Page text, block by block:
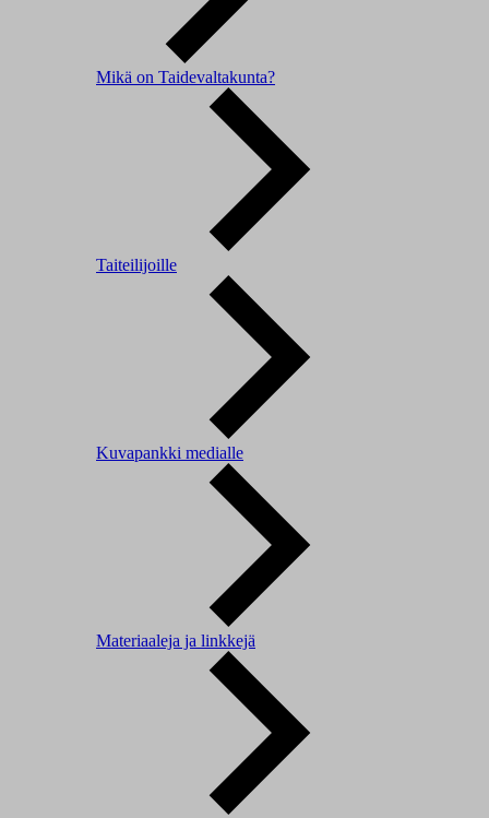
Mikä on Taidevaltakunta?
Taiteilijoille
Kuvapankki medialle
Materiaaleja ja linkkejä